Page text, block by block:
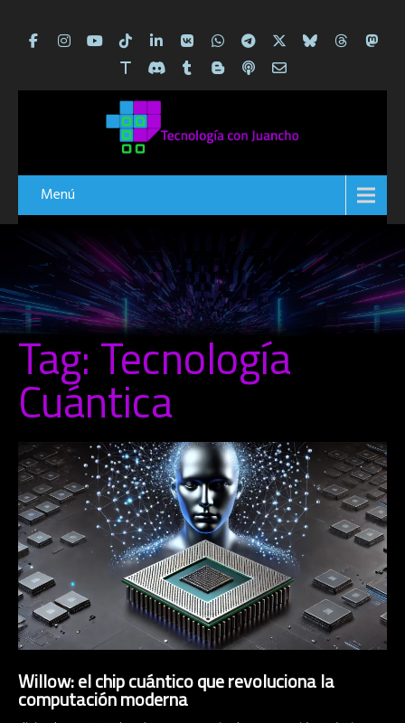
Menú
Tag: Tecnología
Cuántica
Willow: el chip cuántico que revoluciona la
computación moderna